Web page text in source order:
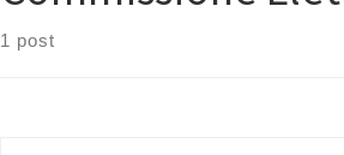
1 post